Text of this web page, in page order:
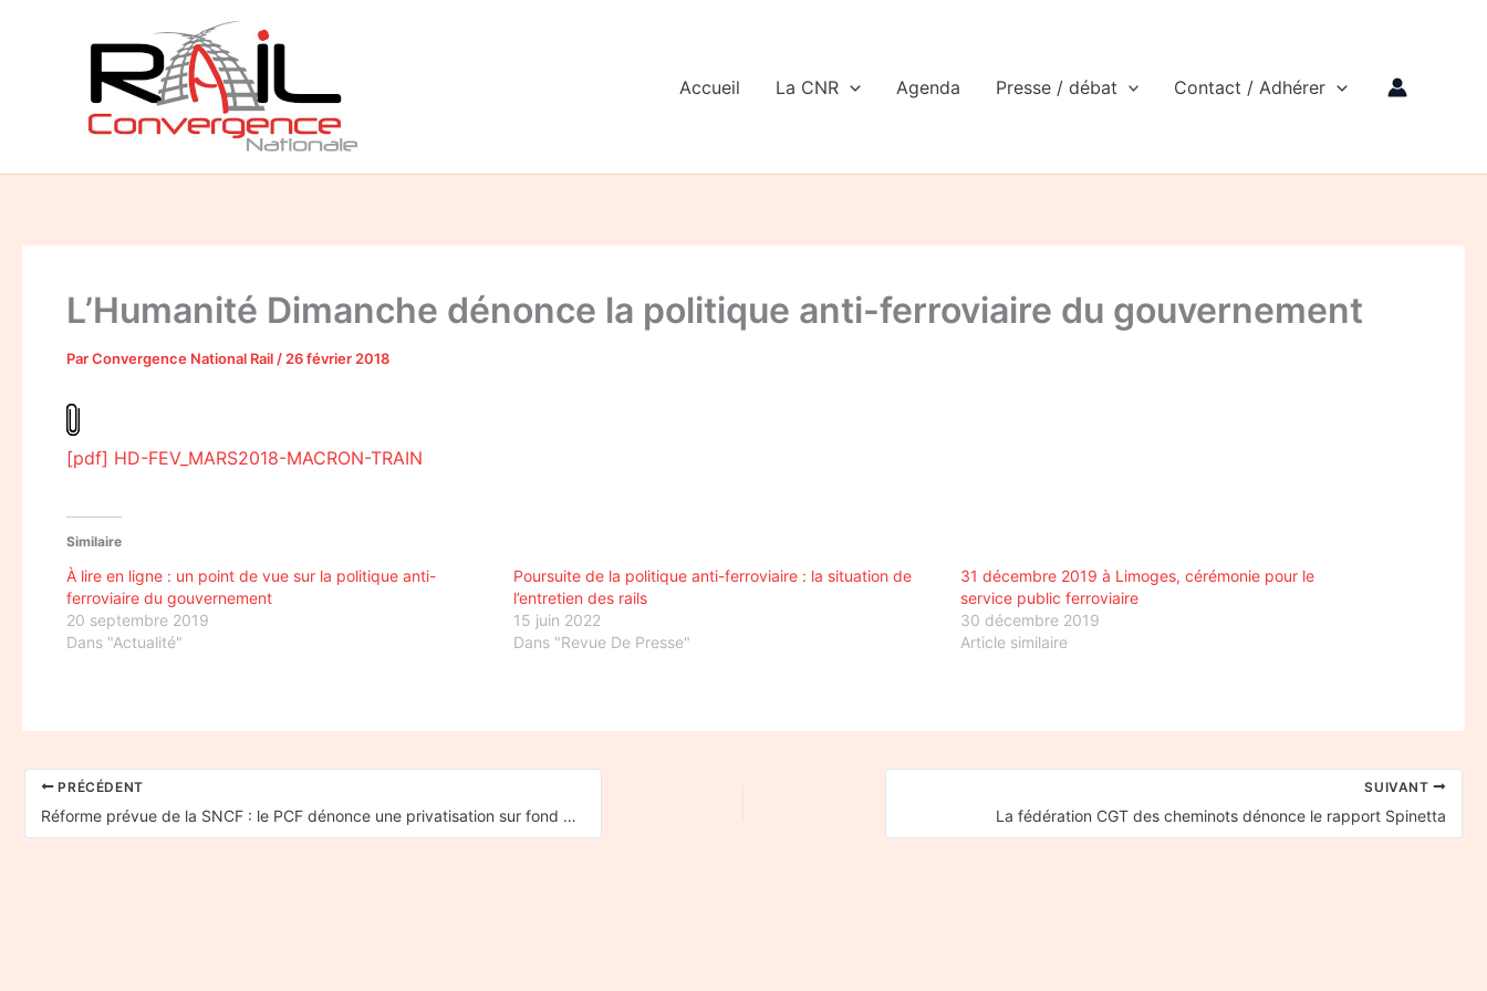
Accueil La CNR Agenda Presse / débat Contact / Adhérer
L’Humanité Dimanche dénonce la politique anti-ferroviaire du gouvernement
ParConvergence National Rail / 26 février 2018
[pdf] HD-FEV_MARS2018-MACRON-TRAIN
Similaire
À lire en ligne : un point de vue sur la politique anti-
ferroviaire du gouvernement
20 septembre 2019
Dans "Actualité"
Poursuite de la politique anti-ferroviaire : la situation de
l’entretien des rails
15 juin 2022
Dans "Revue De Presse"
31 décembre 2019 à Limoges, cérémonie pour le
service public ferroviaire
30 décembre 2019
Article similaire
PRÉCÉDENT
Réforme prévue de la SNCF : le PCF dénonce une privatisation sur fond d’autoritarisme
SUIVANT
La fédération CGT des cheminots dénonce le rapport Spinetta